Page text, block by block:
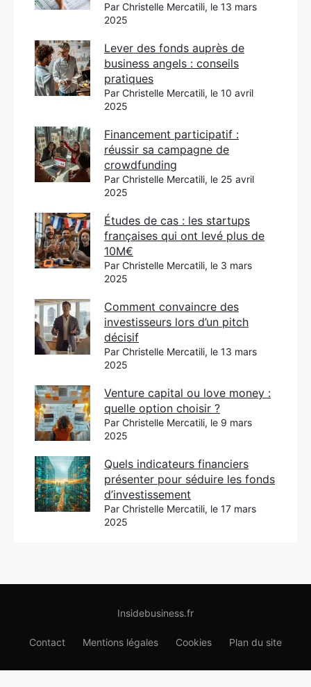
Par Christelle Mercatili, le 13 mars
2025
Lever des fonds auprès de
business angels : conseils
pratiques
Par Christelle Mercatili, le 10 avril
2025
Financement participatif :
réussir sa campagne de
crowdfunding
Par Christelle Mercatili, le 25 avril
2025
Études de cas : les startups
françaises qui ont levé plus de
10M€
Par Christelle Mercatili, le 3 mars
2025
Comment convaincre des
investisseurs lors d’un pitch
décisif
Par Christelle Mercatili, le 13 mars
2025
Venture capital ou love money :
quelle option choisir ?
Par Christelle Mercatili, le 9 mars
2025
Quels indicateurs financiers
présenter pour séduire les fonds
d’investissement
Par Christelle Mercatili, le 17 mars
2025
Insidebusiness.fr
Contact Mentions légales Cookies Plan du site